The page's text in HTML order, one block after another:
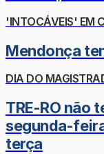
'INTOCÁVEIS' EM
Mendonça
DIA DO
TRE-RO não
segunda-
terça